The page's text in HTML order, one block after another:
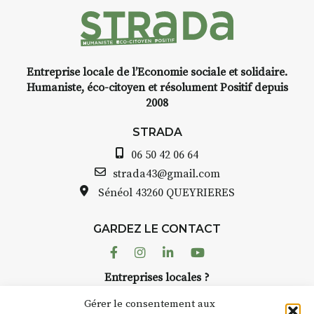
Gérer le consentement aux
INTERVIEW
avez ouvert une galerie à
Bernard TURLE Le Fumoir n’est
pas une galerie permanente.
AuzonToujoursorganise
dans le village
caves, les granges d’Auzon. Le
Fumoir est l’un de ces espaces
Entreprise locale de l’Economie sociale et solidaire.
Humaniste, éco-citoyen et résolument Positif depuis
2008
STRADA
06 50 42 06 64
strada43@gmail.com
Sénéol 43260 QUEYRIERES
GARDEZ LE CONTACT
FacebookInstagram
LinkedinYoutube
Entreprises locales ?